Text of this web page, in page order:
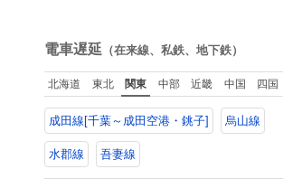
た
数
数
電車遅延 （在来線、私鉄、地下鉄）
北海道 東北 関東 中部 近畿 中国 四国
成田線[千葉～成田空港・銚子] 烏山線
水郡線 吾妻線